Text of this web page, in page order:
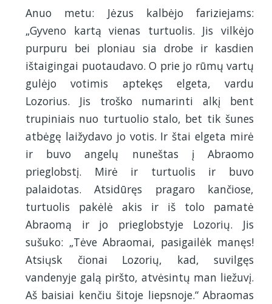
Anuo metu: Jėzus kalbėjo fariziejams:
„Gyveno kartą vienas turtuolis. Jis vilkėjo
purpuru bei ploniau sia drobe ir kasdien
ištaigingai puotaudavo. O prie jo rūmų vartų
gulėjo votimis aptekęs elgeta, vardu
Lozorius. Jis troško numarinti alkį bent
trupiniais nuo turtuolio stalo, bet tik šunes
atbėgę laižydavo jo votis. Ir štai elgeta mirė
ir buvo angelų nuneštas į Abraomo
prieglobstį. Mirė ir turtuolis ir buvo
palaidotas. Atsidūręs pragaro kančiose,
turtuolis pakėlė akis ir iš tolo pamatė
Abraomą ir jo prieglobstyje Lozorių. Jis
sušuko: „Tėve Abraomai, pasigailėk manęs!
Atsiųsk čionai Lozorių, kad, suvilgęs
vandenyje galą piršto, atvėsintų man liežuvį.
Aš baisiai kenčiu šitoje liepsnoje.“ Abraomas